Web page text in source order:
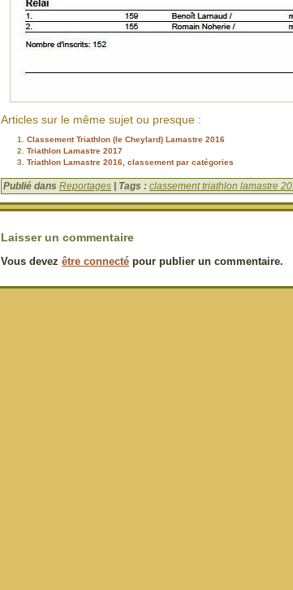
Articles sur le même sujet ou presque :
Classement Triathlon (le Cheylard) Lamastre 2016
Triathlon Lamastre 2017
Triathlon Lamastre 2016, classement par catégories
Publié dans Reportages | Tags : classement triathlon lamastre
Laisser un commentaire
Vous devez être connecté pour publier un commentaire.